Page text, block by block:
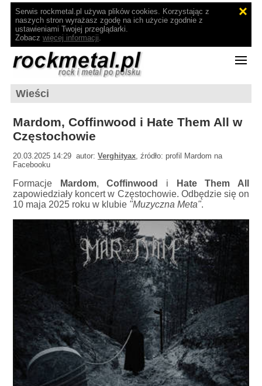
Serwis rockmetal.pl używa plików cookies. Korzystając z
naszych stron wyrażasz zgodę na ich użycie zgodnie z
ustawieniami Twojej przeglądarki.
Zobacz więcej informacji.
Wieści
Mardom, Coffinwood i Hate Them All w
Częstochowie
20.03.2025 14:29 autor:Verghityax, źródło: profil Mardom na
Facebooku
Formacje Mardom,Coffinwood i
Hate Them All
zapowiedziały koncert w Częstochowie. Odbędzie się on
10 maja 2025 roku w klubie "Muzyczna Meta".